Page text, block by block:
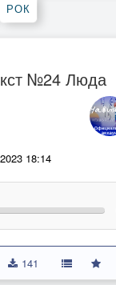
РОК
№24 Люда
18:14
141